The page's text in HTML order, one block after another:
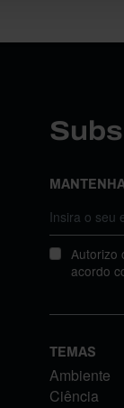
Autorizo
acordo
TEMAS
Ambiente
Ciência